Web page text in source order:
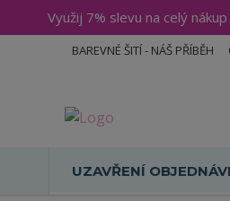
Využij 7% slevu na celý
BAREVNÉ ŠITÍ - NÁŠ PŘÍBĚH
UZAVŘENÍ